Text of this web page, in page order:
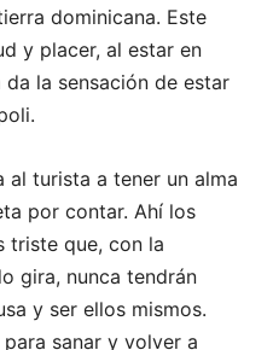
dominicana. Este
y placer, al estar en
la sensación de estar
al turista a tener un alma
por contar. Ahí los
triste que, con la
gira, nunca tendrán
y ser ellos mismos.
sanar y volver a